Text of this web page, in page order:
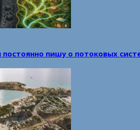
постоянно пишу о потоковых